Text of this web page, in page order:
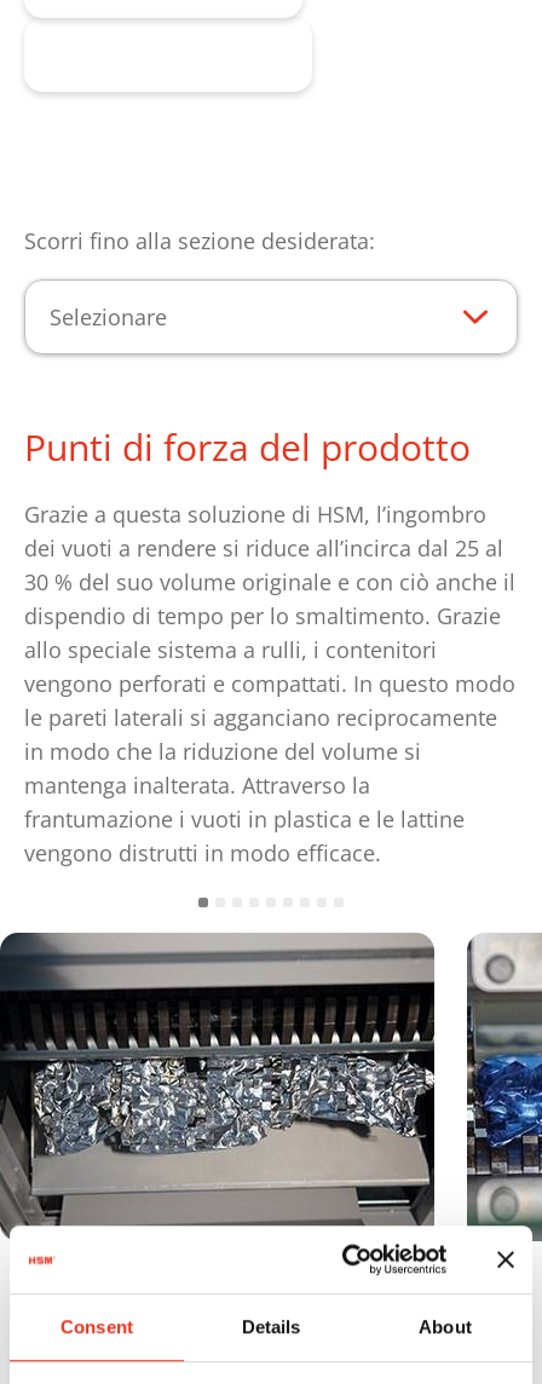
Consent Details About
Scorri fino alla sezione desiderata:
Selezionare
Punti di forza del prodotto
Grazie a questa soluzione di HSM, l’ingombro
dei vuoti a rendere si riduce all’incirca dal 25 al
30 % del suo volume originale e con ciò anche il
dispendio di tempo per lo smaltimento. Grazie
allo speciale sistema a rulli, i contenitori
vengono perforati e compattati. In questo modo
le pareti laterali si agganciano reciprocamente
in modo che la riduzione del volume si
mantenga inalterata. Attraverso la
frantumazione i vuoti in plastica e le lattine
vengono distrutti in modo efficace.
Il sistema a raschietto rimuove dai rulli
lattine compresse in modo efficiente